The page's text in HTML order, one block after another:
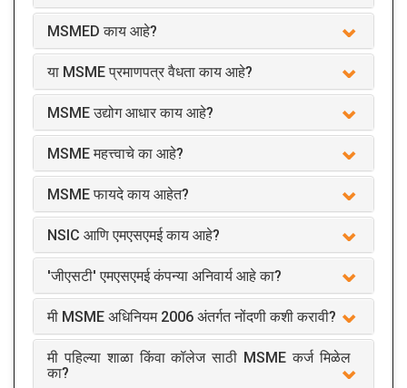
MSMED काय आहे?
या MSME प्रमाणपत्र वैधता काय आहे?
MSME उद्योग आधार काय आहे?
MSME महत्त्वाचे का आहे?
MSME फायदे काय आहेत?
NSIC आणि एमएसएमई काय आहे?
'जीएसटी' एमएसएमई कंपन्या अनिवार्य आहे का?
मी MSME अधिनियम 2006 अंतर्गत नोंदणी कशी करावी?
मी पहिल्या शाळा किंवा कॉलेज साठी MSME कर्ज मिळेल
का?